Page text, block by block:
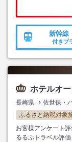
新幹線
付きプ
ホテルオ
長崎県 佐世保・
ふるさと納税対象
お客様アンケート評
るるぶトラベル評価